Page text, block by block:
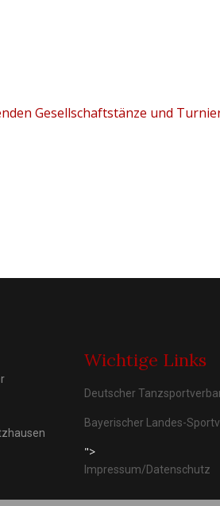
Gesellschaftstänze und
Wichtige Links
Deutscher
Bayerischer Landes-
">
Impressum/Datenschutz